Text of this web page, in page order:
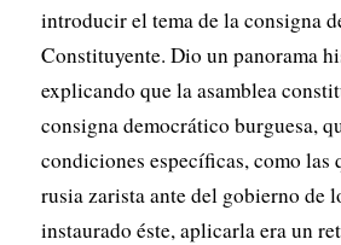
introducir el tema de la consigna
Constituyente. Dio un panorama
explicando que la asamblea
consigna democrático burguesa,
condiciones específicas, como las
rusia zarista ante del gobierno de
instaurado éste, aplicarla era un